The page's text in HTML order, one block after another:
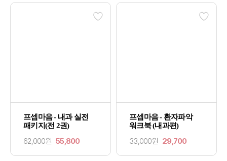
프셉마음 - 내과 실전
패키지(전 2권)
62,000원 55,800
프셉마음 - 환자파악
워크북 (내과편)
33,000원 29,700